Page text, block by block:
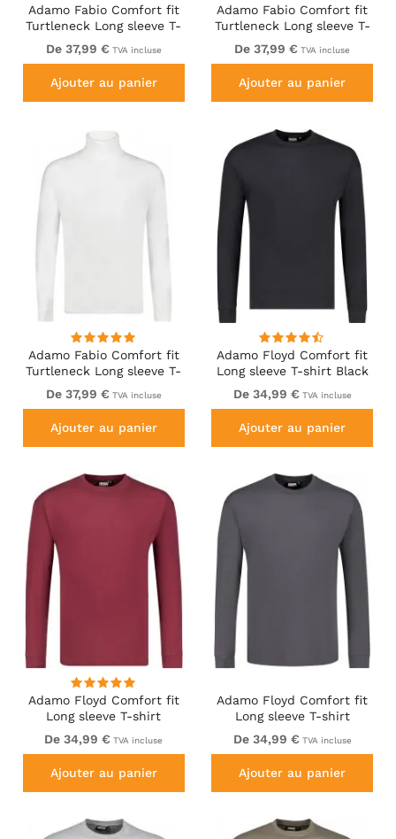
Adamo Fabio Comfort fit
Turtleneck Long sleeve T-
shirt Navy
De 37,99 € TVA incluse
Ajouter au panier
Adamo Fabio Comfort fit
Turtleneck Long sleeve T-
shirt Royal blue
De 37,99 € TVA incluse
Ajouter au panier
Adamo Fabio Comfort fit
Turtleneck Long sleeve T-
shirt White
De 37,99 € TVA incluse
Ajouter au panier
Adamo Floyd Comfort fit
Long sleeve T-shirt Black
De 34,99 € TVA incluse
Ajouter au panier
Adamo Floyd Comfort fit
Long sleeve T-shirt
Burgundy
De 34,99 € TVA incluse
Ajouter au panier
Adamo Floyd Comfort fit
Long sleeve T-shirt
Charcoal
De 34,99 € TVA incluse
Ajouter au panier